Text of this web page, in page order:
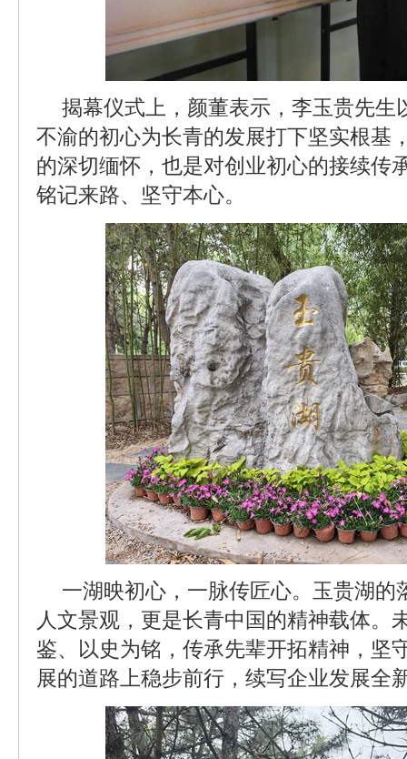
揭幕仪式上，颜董表示，李玉贵先生
不渝的初心为长青的发展打下坚实根基
的深切缅怀，也是对创业初心的接续传
铭记来路、坚守本心。
一湖映初心，一脉传匠心。玉贵湖的
人文景观，更是长青中国的精神载体。
鉴、以史为铭，传承先辈开拓精神，坚
展的道路上稳步前行，续写企业发展全